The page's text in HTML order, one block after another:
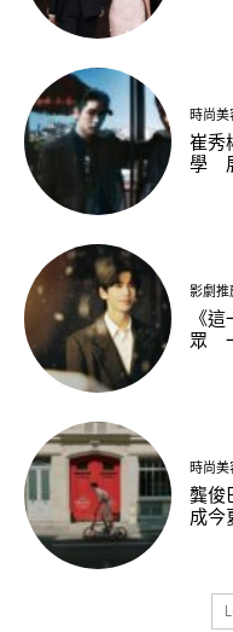
時尚美
崔秀
學
影劇推
《
眾
時尚美
龔俊
成今